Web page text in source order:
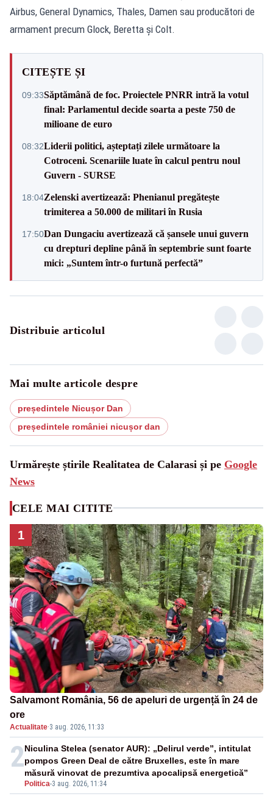
Airbus, General Dynamics, Thales, Damen sau producători de
armament precum Glock, Beretta și Colt.
CITEȘTE ȘI
09:33Săptămână de foc. Proiectele PNRR intră la votul
final: Parlamentul decide soarta a peste 750 de
milioane de euro
08:32Liderii politici, așteptați zilele următoare la
Cotroceni. Scenariile luate în calcul pentru noul
Guvern - SURSE
18:04Zelenski avertizează: Phenianul pregătește
trimiterea a 50.000 de militari în Rusia
17:50Dan Dungaciu avertizează că șansele unui guvern
cu drepturi depline până în septembrie sunt foarte
mici: „Suntem într-o furtună perfectă”
Distribuie articolul
Mai multe articole despre
președintele Nicușor Dan
președintele româniei nicușor dan
Urmărește știrile Realitatea de Calarasi și pe Google
News
CELE MAI CITITE
1
Salvamont România, 56 de apeluri de urgență în 24 de
ore
Actualitate·3 aug. 2026, 11:33
2
Politica-3 aug. 2026, 11:34
Niculina Stelea (senator AUR): „Delirul verde”, intitulat
pompos Green Deal de către Bruxelles, este în mare
măsură vinovat de prezumtiva apocalipsă energetică”